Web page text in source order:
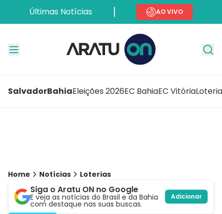
Últimas Notícias AO VIVO
SalvadorBahiaEleições 2026EC BahiaEC Vitória
Home Notícias Loterias
Siga o Aratu ON no Google
E veja as notícias do Brasil e da Bahia
com destaque nas suas buscas.
Adicionar